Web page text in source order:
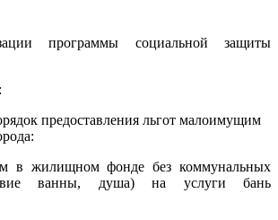
программы социальной защиты
предоставления льгот малоимущим
в жилищном фонде без коммунальных
ванны, душа) на услуги бань